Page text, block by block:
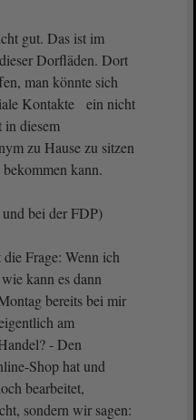
gut. Das ist im
Dorfläden. Dort
man könnte sich
Kontakte ein nicht
in diesem
zu Hause zu sitzen
kann.
bei der FDP)
Frage: Wenn ich
kann es dann
bereits bei mir
am
- Den
Shop hat und
bearbeitet,
sondern wir sagen: